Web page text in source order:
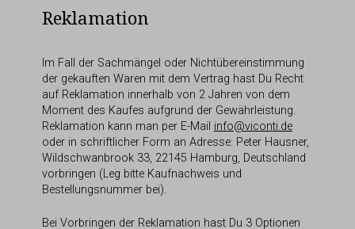
Reklamation
Im Fall der Sachmängel oder Nichtübereinstimmung
der gekauften Waren mit dem Vertrag hast Du Recht
auf Reklamation innerhalb von 2 Jahren von dem
Moment des Kaufes aufgrund der Gewährleistung.
Reklamation kann man per E-Mail info@viconti.de
oder in schriftlicher Form an Adresse: Peter Hausner,
Wildschwanbrook 33, 22145 Hamburg, Deutschland
vorbringen (Leg bitte Kaufnachweis und
Bestellungsnummer bei).
Bei Vorbringen der Reklamation hast Du 3 Optionen